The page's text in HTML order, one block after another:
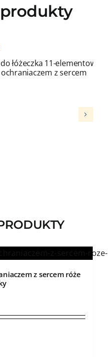
elementowy słoniki z
z sercem
z sercem róże